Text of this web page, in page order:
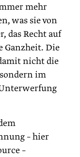
mehr
was sie von
das Recht auf
Ganzheit. Die
nicht die
im
– hier
–